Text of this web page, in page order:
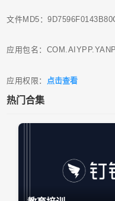
文件MD5：
应用包名：
应用权限： 点击查看
热门合集